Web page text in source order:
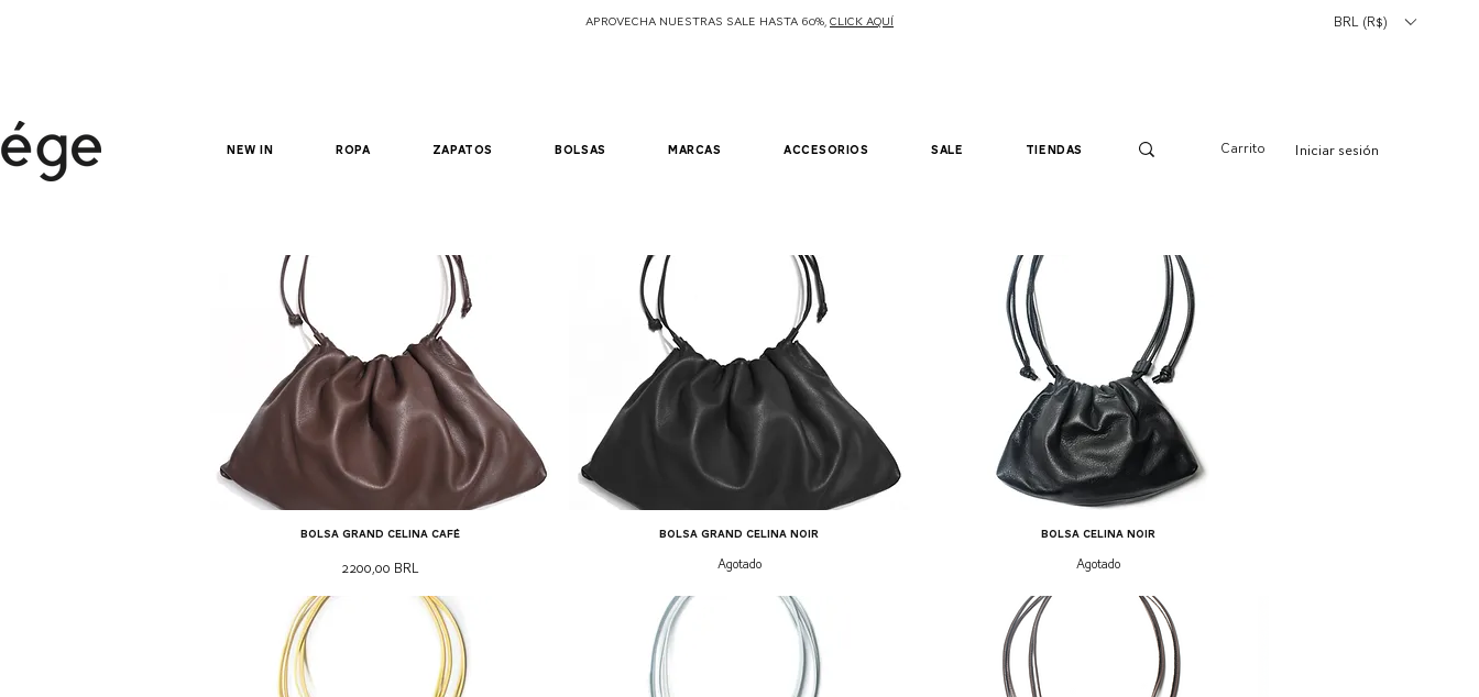
APROVECHA NUESTRAS SALE HASTA 60%, CLICK AQUÍ BRL (R$)
new in ropa zapatos bolsas marcas accesorios sale tiendas Carrito Iniciar sesión
bolsa grand celina café
Precio
2200,00 BRL
bolsa grand celina noir
Agotado
bolsa celina noir
Agotado